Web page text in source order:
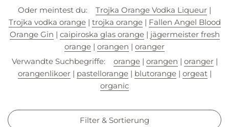
Oder meintest du: Trojka Orange Vodka Liqueur |
Trojka vodka orange| trojka orange| Fallen Angel Blood
Orange Gin | caipiroska glas orange| jägermeister fresh
orange | orangen | oranger
Verwandte Suchbegriffe:
orange| orangen | oranger|
orangenlikoer| pastellorange| blutorange| orgeat|
organic
Filter & Sortierung